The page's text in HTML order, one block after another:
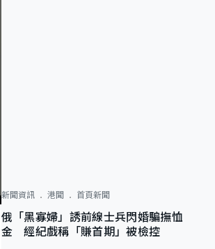
新聞資訊 港聞 首頁新聞
俄「黑寡婦」誘前線士兵閃婚騙撫恤
金 經紀戲稱「賺首期」被檢控